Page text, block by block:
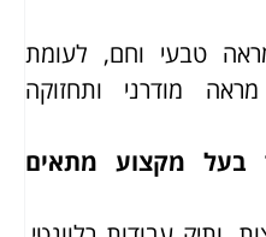
טבעי וחם, לעומת
מודרני ותחזוקה
בעל מקצוע מתאים